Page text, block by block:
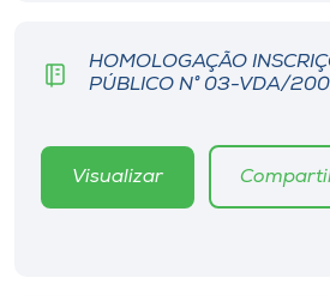
Unoesc
HOMOLOGAÇÃO
PÚBLICO N° 03-VDA/
Visualizar